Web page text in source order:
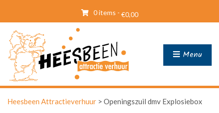
0 items - €0,00
Menu
Heesbeen Attractieverhuur > Openingszuil dmv Explosiebox